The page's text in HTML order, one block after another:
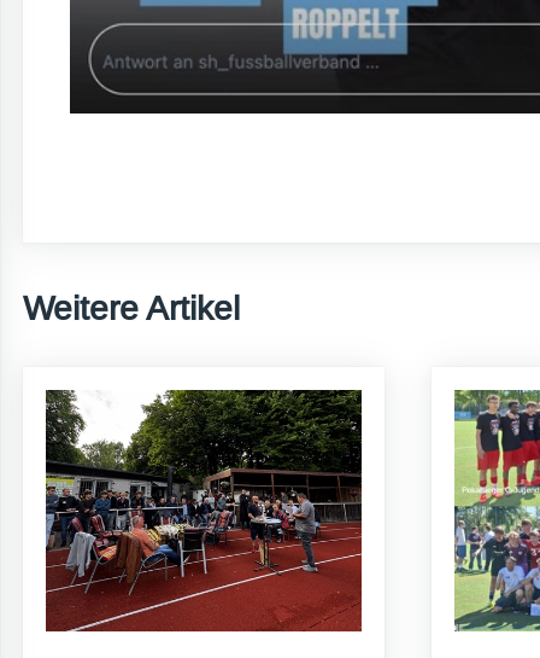
Weitere Artikel